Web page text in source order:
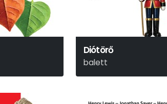
Diótörő
balett
Pjotr Iljics Csajkovszkij